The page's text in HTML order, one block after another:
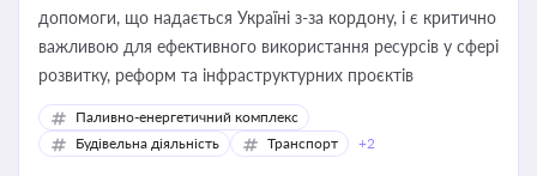
допомоги, що надається Україні з-за кордону, і є критично
важливою для ефективного використання ресурсів у сфері
розвитку, реформ та інфраструктурних проєктів
Паливно-енергетичний комплекс
Будівельна діяльність
Транспорт +2